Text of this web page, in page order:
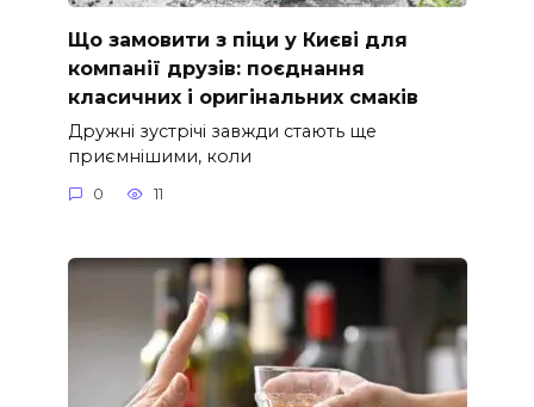
Що замовити з піци у Києві для
компанії друзів: поєднання
класичних і оригінальних смаків
Дружні зустрічі завжди стають ще
приємнішими, коли
0 11